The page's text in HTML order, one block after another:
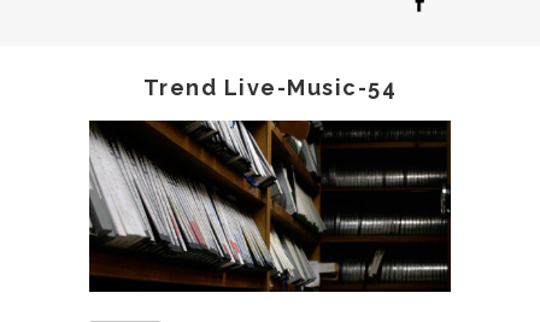
Trend Live-Music-54